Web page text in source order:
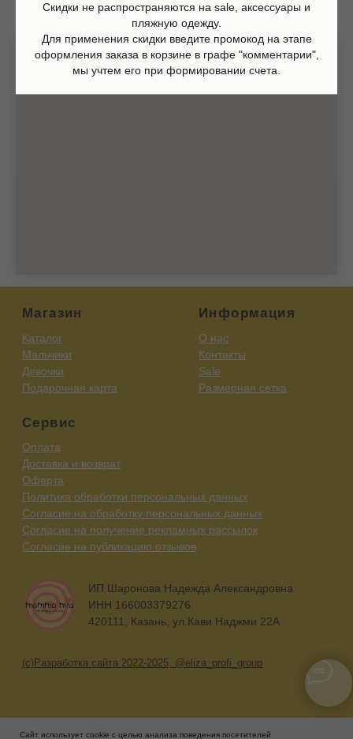
Скидки не распространяются на sale, аксессуары и
пляжную одежду.
Для применения скидки введите промокод на этапе
оформления заказа в корзине в графе "комментарии",
мы учтем его при формировании счета.
Сайт использует cookie с целью анализа поведения посетителей
Сервис
Доставка и возврат
Оферта
Политика обработки персональных данных
Согласие на обработку персональных данных
Согласие на публикацию отзывов